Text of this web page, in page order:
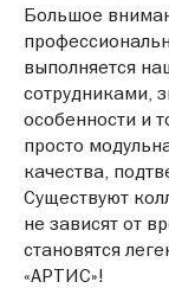
Большое
выполняется
сотрудниками,
особенности и
просто
качества,
Существуют
не зависят от
становятся
«АРТИС»!